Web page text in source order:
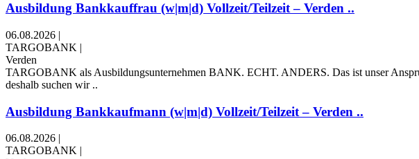
Ausbildung Bankkauffrau (w|m|d) Vollzeit/Teilzeit – Verden ..
06.08.2026 |
TARGOBANK |
Verden
TARGOBANK als Ausbildungsunternehmen BANK. ECHT. ANDERS. Das ist unser
deshalb suchen wir ..
Ausbildung Bankkaufmann (w|m|d) Vollzeit/Teilzeit – Verden ..
06.08.2026 |
TARGOBANK |